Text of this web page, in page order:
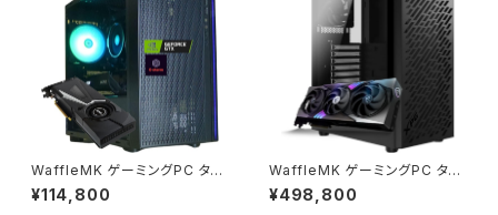
WaffleMK ゲーミングPC タワ
ー型 G-Stormシリーズ AMD
GeForce 16GBメモリ Windo
¥114,800
WaffleMK ゲーミングPC タワ
ー型 G-StormXi Geforce R
TX 5070 Core i9-13900F 3
¥498,800